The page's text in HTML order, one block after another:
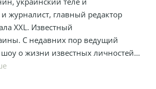
журналист, главный редактор
XXL. Известный
С недавних пор ведущий
о жизни известных личностей
людей» на телеканале ТЕТ.